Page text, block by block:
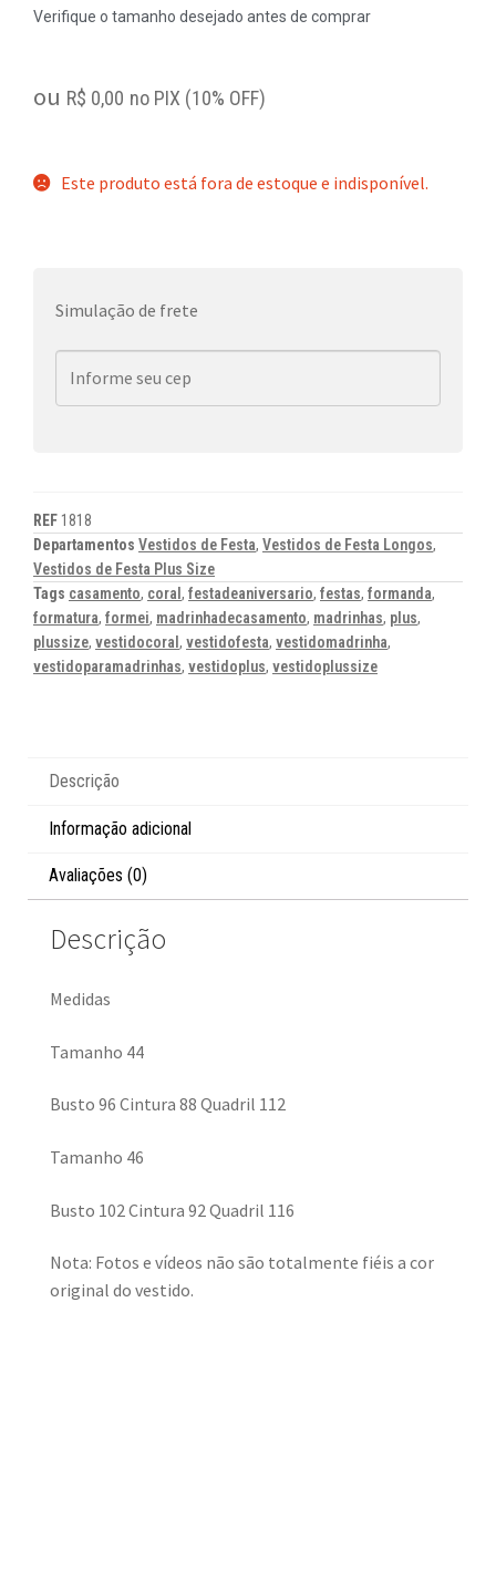
Verifique o tamanho desejado antes de comprar
ou R$ 0,00 no PIX (10% OFF)
Este produto está fora de estoque e indisponível.
Simulação de frete
REF 1818
Departamentos Vestidos de Festa, Vestidos de Festa Longos,
Vestidos de Festa Plus Size
Tags casamento, coral , festadeaniversario, festas, formanda,
formatura, formei, madrinhadecasamento, madrinhas, plus,
plussize, vestidocoral , vestidofesta, vestidomadrinha,
vestidoparamadrinhas, vestidoplus, vestidoplussize
Descrição
Informação adicional
Avaliações (0)
Descrição
Medidas
Tamanho 44
Busto 96 Cintura 88 Quadril 112
Tamanho 46
Busto 102 Cintura 92 Quadril 116
Nota: Fotos e vídeos não são totalmente fiéis a cor
original do vestido.